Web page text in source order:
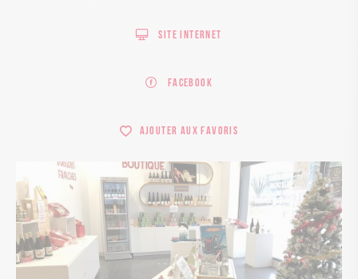
Site internet
Facebook
Ajouter aux favoris